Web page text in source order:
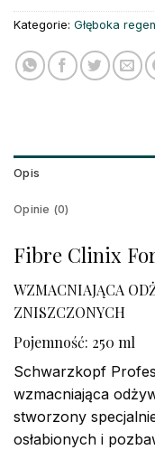
Kategorie: Głęboka
Opis
Opinie (0)
Fibre Clinix
WZMACNIAJĄCA
ZNISZCZONYCH
Pojemność: 250 ml
Schwarzkopf
wzmacniająca
stworzony
osłabionych i